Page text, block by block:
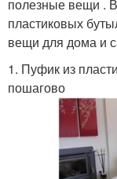
полезные вещи . В
пластиковых
вещи для дома и
1. Пуфик из
пошагово